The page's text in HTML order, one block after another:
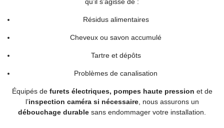
Résidus alimentaires
Cheveux ou savon accumulé
Tartre et dépôts
Problèmes de canalisation
Équipés de furets électriques, pompes haute pression et de
l’inspection caméra si nécessaire, nous assurons un
débouchage durable sans endommager votre installation.